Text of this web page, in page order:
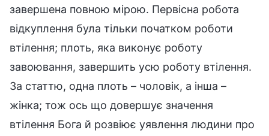
завершена повною мірою. Первісна робота
відкуплення була тільки початком роботи
втілення; плоть, яка виконує роботу
завоювання, завершить усю роботу втілення.
За статтю, одна плоть – чоловік, а інша –
жінка; тож ось що довершує значення
втілення Бога й розвіює уявлення людини про